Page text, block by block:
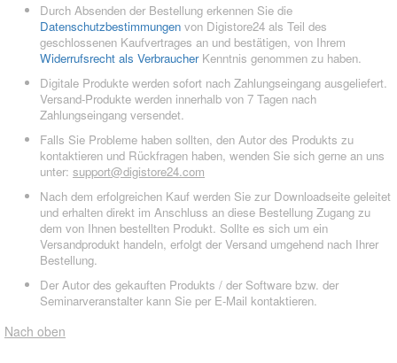
Durch Absenden der Bestellung erkennen Sie die
Datenschutzbestimmungen von Digistore24 als Teil des
geschlossenen Kaufvertrages an und bestätigen, von Ihrem
Widerrufsrecht als VerbraucherKenntnis genommen zu haben.
Digitale Produkte werden sofort nach Zahlungseingang ausgeliefert.
Versand-Produkte werden innerhalb von 7 Tagen nach
Zahlungseingang versendet.
Falls Sie Probleme haben sollten, den Autor des Produkts zu
kontaktieren und Rückfragen haben, wenden Sie sich gerne an uns
unter: support@digistore24.com
Nach dem erfolgreichen Kauf werden Sie zur Downloadseite geleitet
und erhalten direkt im Anschluss an diese Bestellung Zugang zu
dem von Ihnen bestellten Produkt. Sollte es sich um ein
Versandprodukt handeln, erfolgt der Versand umgehend nach Ihrer
Bestellung.
Der Autor des gekauften Produkts / der Software bzw. der
Seminarveranstalter kann Sie per E-Mail kontaktieren.
Nach oben